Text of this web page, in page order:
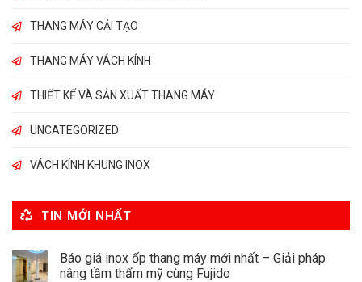
THANG MÁY CẢI TẠO
THANG MÁY VÁCH KÍNH
THIẾT KẾ VÀ SẢN XUẤT THANG MÁY
UNCATEGORIZED
VÁCH KÍNH KHUNG INOX
TIN MỚI NHẤT
Báo giá inox ốp thang máy mới nhất – Giải pháp
nâng tầm thẩm mỹ cùng Fujido